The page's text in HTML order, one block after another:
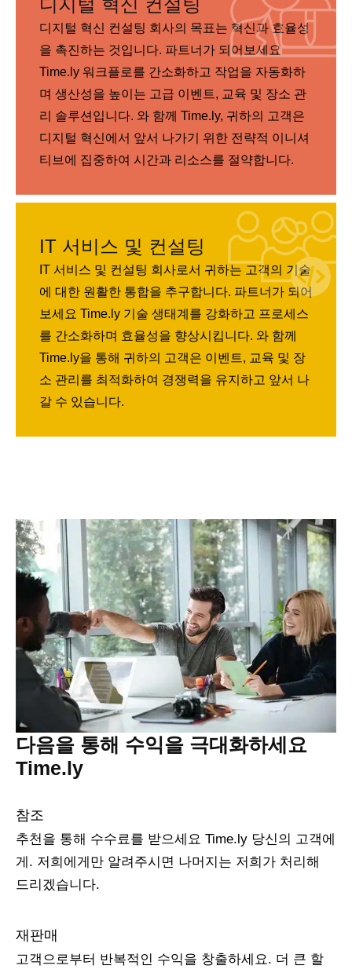
디지털 혁신 컨설팅 회사의 목표는 혁신과 효율성
을 촉진하는 것입니다. 파트너가 되어보세요
Time.ly 워크플로를 간소화하고 작업을 자동화하
며 생산성을 높이는 고급 이벤트, 교육 및 장소 관
리 솔루션입니다. 와 함께 Time.ly, 귀하의 고객은
디지털 혁신에서 앞서 나가기 위한 전략적 이니셔
티브에 집중하여 시간과 리소스를 절약합니다.
IT 서비스 및 컨설팅
IT 서비스 및 컨설팅 회사로서 귀하는 고객의 기술
에 대한 원활한 통합을 추구합니다. 파트너가 되어
보세요 Time.ly 기술 생태계를 강화하고 프로세스
를 간소화하며 효율성을 향상시킵니다. 와 함께
Time.ly을 통해 귀하의 고객은 이벤트, 교육 및 장
소 관리를 최적화하여 경쟁력을 유지하고 앞서 나
갈 수 있습니다.
다음을 통해 수익을 극대화하세요
Time.ly
참조
추천을 통해 수수료를 받으세요 Time.ly 당신의 고객에
게. 저희에게만 알려주시면 나머지는 저희가 처리해
드리겠습니다.
재판매
고객으로부터 반복적인 수익을 창출하세요. 더 큰 할